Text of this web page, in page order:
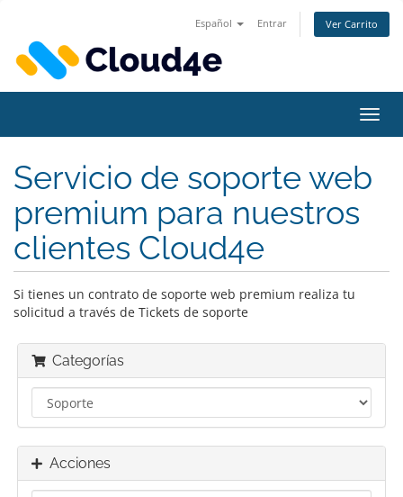
Español Entrar Ver Carrito
Servicio de soporte web
premium para nuestros
clientes Cloud4e
Si tienes un contrato de soporte web premium realiza tu
solicitud a través de Tickets de soporte
Categorías
Acciones